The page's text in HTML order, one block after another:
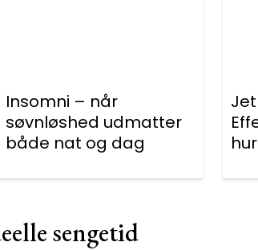
Insomni – når
søvnløshed udmatter
både nat og dag
sengetid